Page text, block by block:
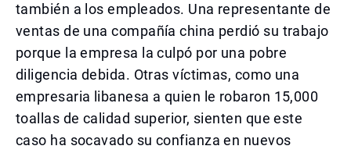
también a los empleados. Una representante de
ventas de una compañía china perdió su trabajo
porque la empresa la culpó por una pobre
diligencia debida. Otras víctimas, como una
empresaria libanesa a quien le robaron 15,000
toallas de calidad superior, sienten que este
caso ha socavado su confianza en nuevos